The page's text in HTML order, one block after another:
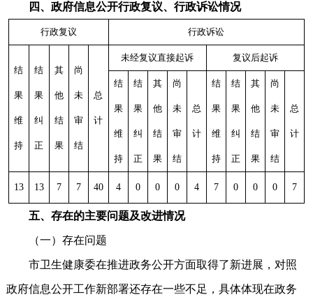
四、政府信息公开行政复议、行政诉讼情况
行政复议 行政诉讼
结
果
维
持
结
果
纠
正
其
他
结
果
尚
未
审
结
总
计
未经复议直接起诉 复议后起诉
结
果
维
持
结
果
纠
正
其
他
结
果
尚
未
审
结
总
计
结
果
维
持
结
果
纠
正
其
他
结
果
尚
未
审
结
总
计
13 13 7 7 40 4 0 0 0 4 7 0 0 0 7
五、存在的主要问题及改进情况
（一）存在问题
市卫生健康委在推进政务公开方面取得了新进展，对照
政府信息公开工作新部署还存在一些不足，具体体现在政务